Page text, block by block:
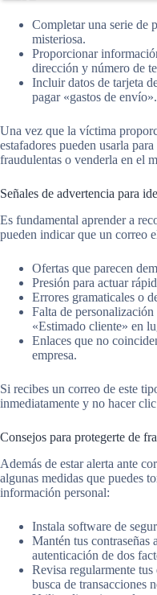
Completar una serie de
misteriosa.
Proporcionar
dirección y número de
Incluir datos de tarjeta
pagar «gastos de envío».
Una vez que la víctima
estafadores pueden usarla
fraudulentas o venderla en el
Señales de advertencia para
Es fundamental aprender a
pueden indicar que un correo
Ofertas que parecen
Presión para actuar
Errores gramaticales o
Falta de
«Estimado cliente» en
Enlaces que no
empresa.
Si recibes un correo de este
inmediatamente y no hacer
Consejos para protegerte de
Además de estar alerta ante
algunas medidas que puedes
información personal:
Instala software de
Mantén tus contraseñas
autenticación de dos
Revisa regularmente tus
busca de transacciones